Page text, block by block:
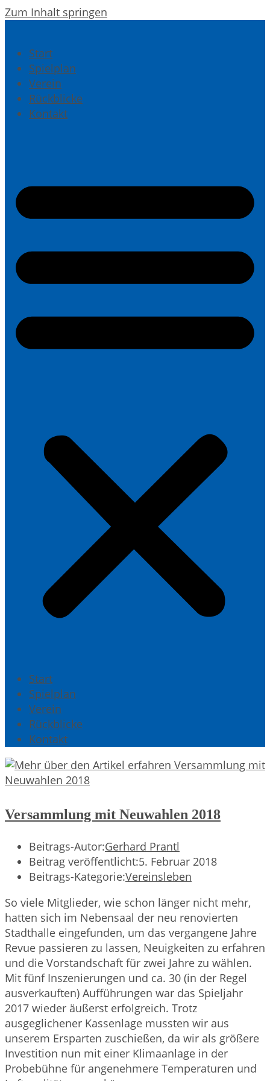
Zum Inhalt springen
Start
Spielplan
Verein
Rückblicke
Kontakt
Start
Spielplan
Verein
Rückblicke
Kontakt
Versammlung mit Neuwahlen 2018
Beitrags-Autor:Gerhard Prantl
Beitrag veröffentlicht:5. Februar 2018
Beitrags-Kategorie:Vereinsleben
So viele Mitglieder, wie schon länger nicht mehr,
hatten sich im Nebensaal der neu renovierten
Stadthalle eingefunden, um das vergangene Jahre
Revue passieren zu lassen, Neuigkeiten zu erfahren
und die Vorstandschaft für zwei Jahre zu wählen.
Mit fünf Inszenierungen und ca. 30 (in der Regel
ausverkauften) Aufführungen war das Spieljahr
2017 wieder äußerst erfolgreich. Trotz
ausgeglichener Kassenlage mussten wir aus
unserem Ersparten zuschießen, da wir als größere
Investition nun mit einer Klimaanlage in der
Probebühne für angenehmere Temperaturen und